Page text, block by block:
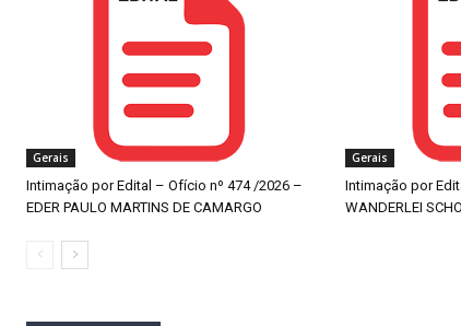
Gerais
Intimação por Edital – Ofício nº 474 /2026 –
EDER PAULO MARTINS DE CAMARGO
Gerais
Intimação por
WANDERLEI